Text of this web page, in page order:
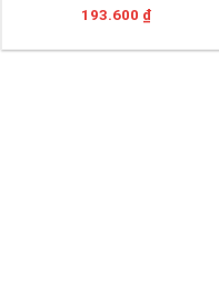
193.600 ₫